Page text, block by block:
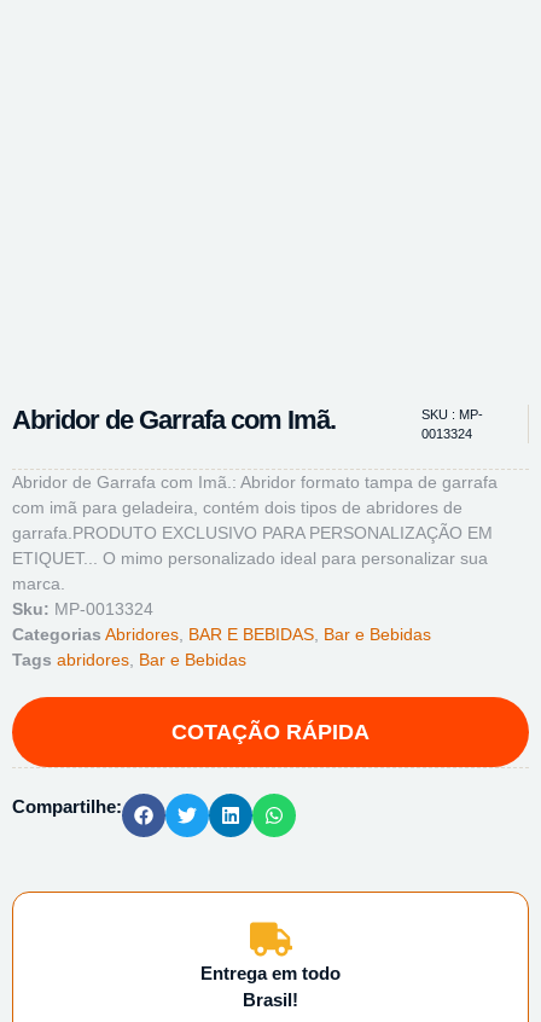
Abridor de Garrafa com Imã.
SKU : MP-
0013324
Abridor de Garrafa com Imã.: Abridor formato tampa de garrafa
com imã para geladeira, contém dois tipos de abridores de
garrafa.PRODUTO EXCLUSIVO PARA PERSONALIZAÇÃO EM
ETIQUET... O mimo personalizado ideal para personalizar sua
marca.
Sku: MP-0013324
Categorias Abridores BAR E BEBIDAS Bar e Bebidas
Tags abridores Bar e Bebidas
Compartilhe:
Entrega em todo
Brasil!